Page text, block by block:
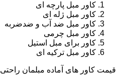
کاور مبل پارچه ای
کاور مبل ژله ای
کاور مبل ضد آب و ضدضربه
کاور مبل چرمی
کاور برای مبل استیل
کاور مبل ترکیه ای
قیمت کاور های آماده مبلمان راحتی